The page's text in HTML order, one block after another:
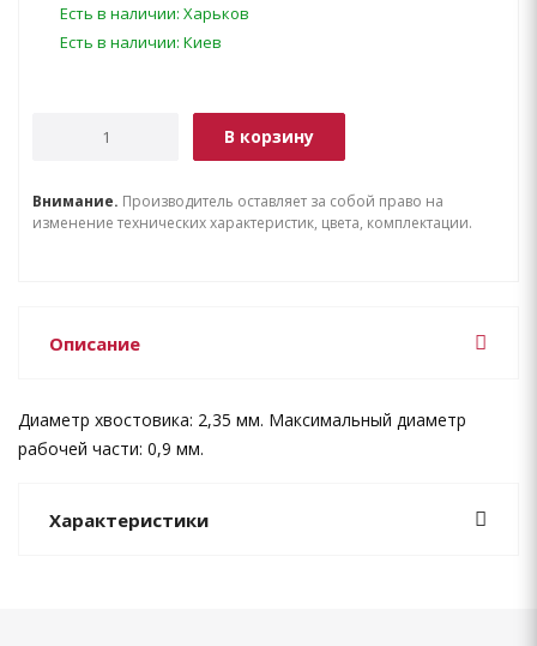
Есть в наличии: Харьков
Есть в наличии: Киев
В корзину
Внимание. Производитель оставляет за собой право на
изменение технических характеристик, цвета, комплектации.
Описание
Диаметр хвостовика: 2,35 мм. Максимальный диаметр
рабочей части: 0,9 мм.
Характеристики